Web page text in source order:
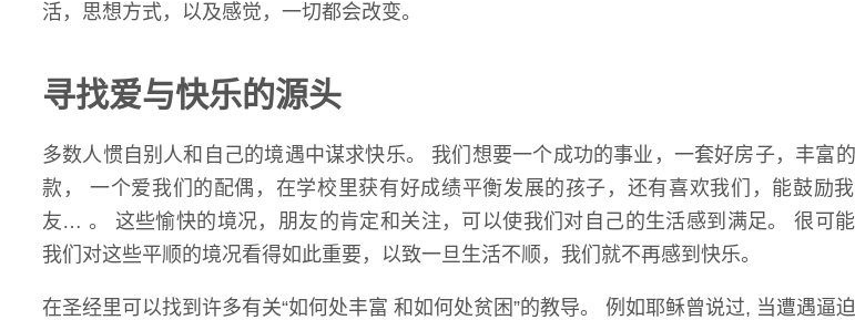
活，思想方式，以及感觉，一切都会改变。
寻找爱与快乐的源头
多数人惯自别人和自己的境遇中谋求快乐。 我们想要一个成功的事业，一套好房子，丰富
款， 一个爱我们的配偶，在学校里获有好成绩平衡发展的孩子，还有喜欢我们，能鼓励
友… 。 这些愉快的境况，朋友的肯定和关注，可以使我们对自己的生活感到满足。 很可
我们对这些平顺的境况看得如此重要，以致一旦生活不顺，我们就不再感到快乐。
在圣经里可以找到许多有关“如何处丰富 和如何处贫困”的教导。 例如耶稣曾说过, 当遭遇逼